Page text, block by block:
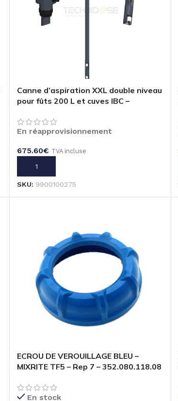
Canne d’aspiration XXL double niveau
pour fûts 200 L et cuves IBC –
En réapprovisionnement
675.60€ TVA incluse
AJOUTER AU PANIER
SKU: 9900100275
ECROU DE VEROUILLAGE BLEU –
MIXRITE TF5 – Rep 7 – 352.080.118.08
En stock